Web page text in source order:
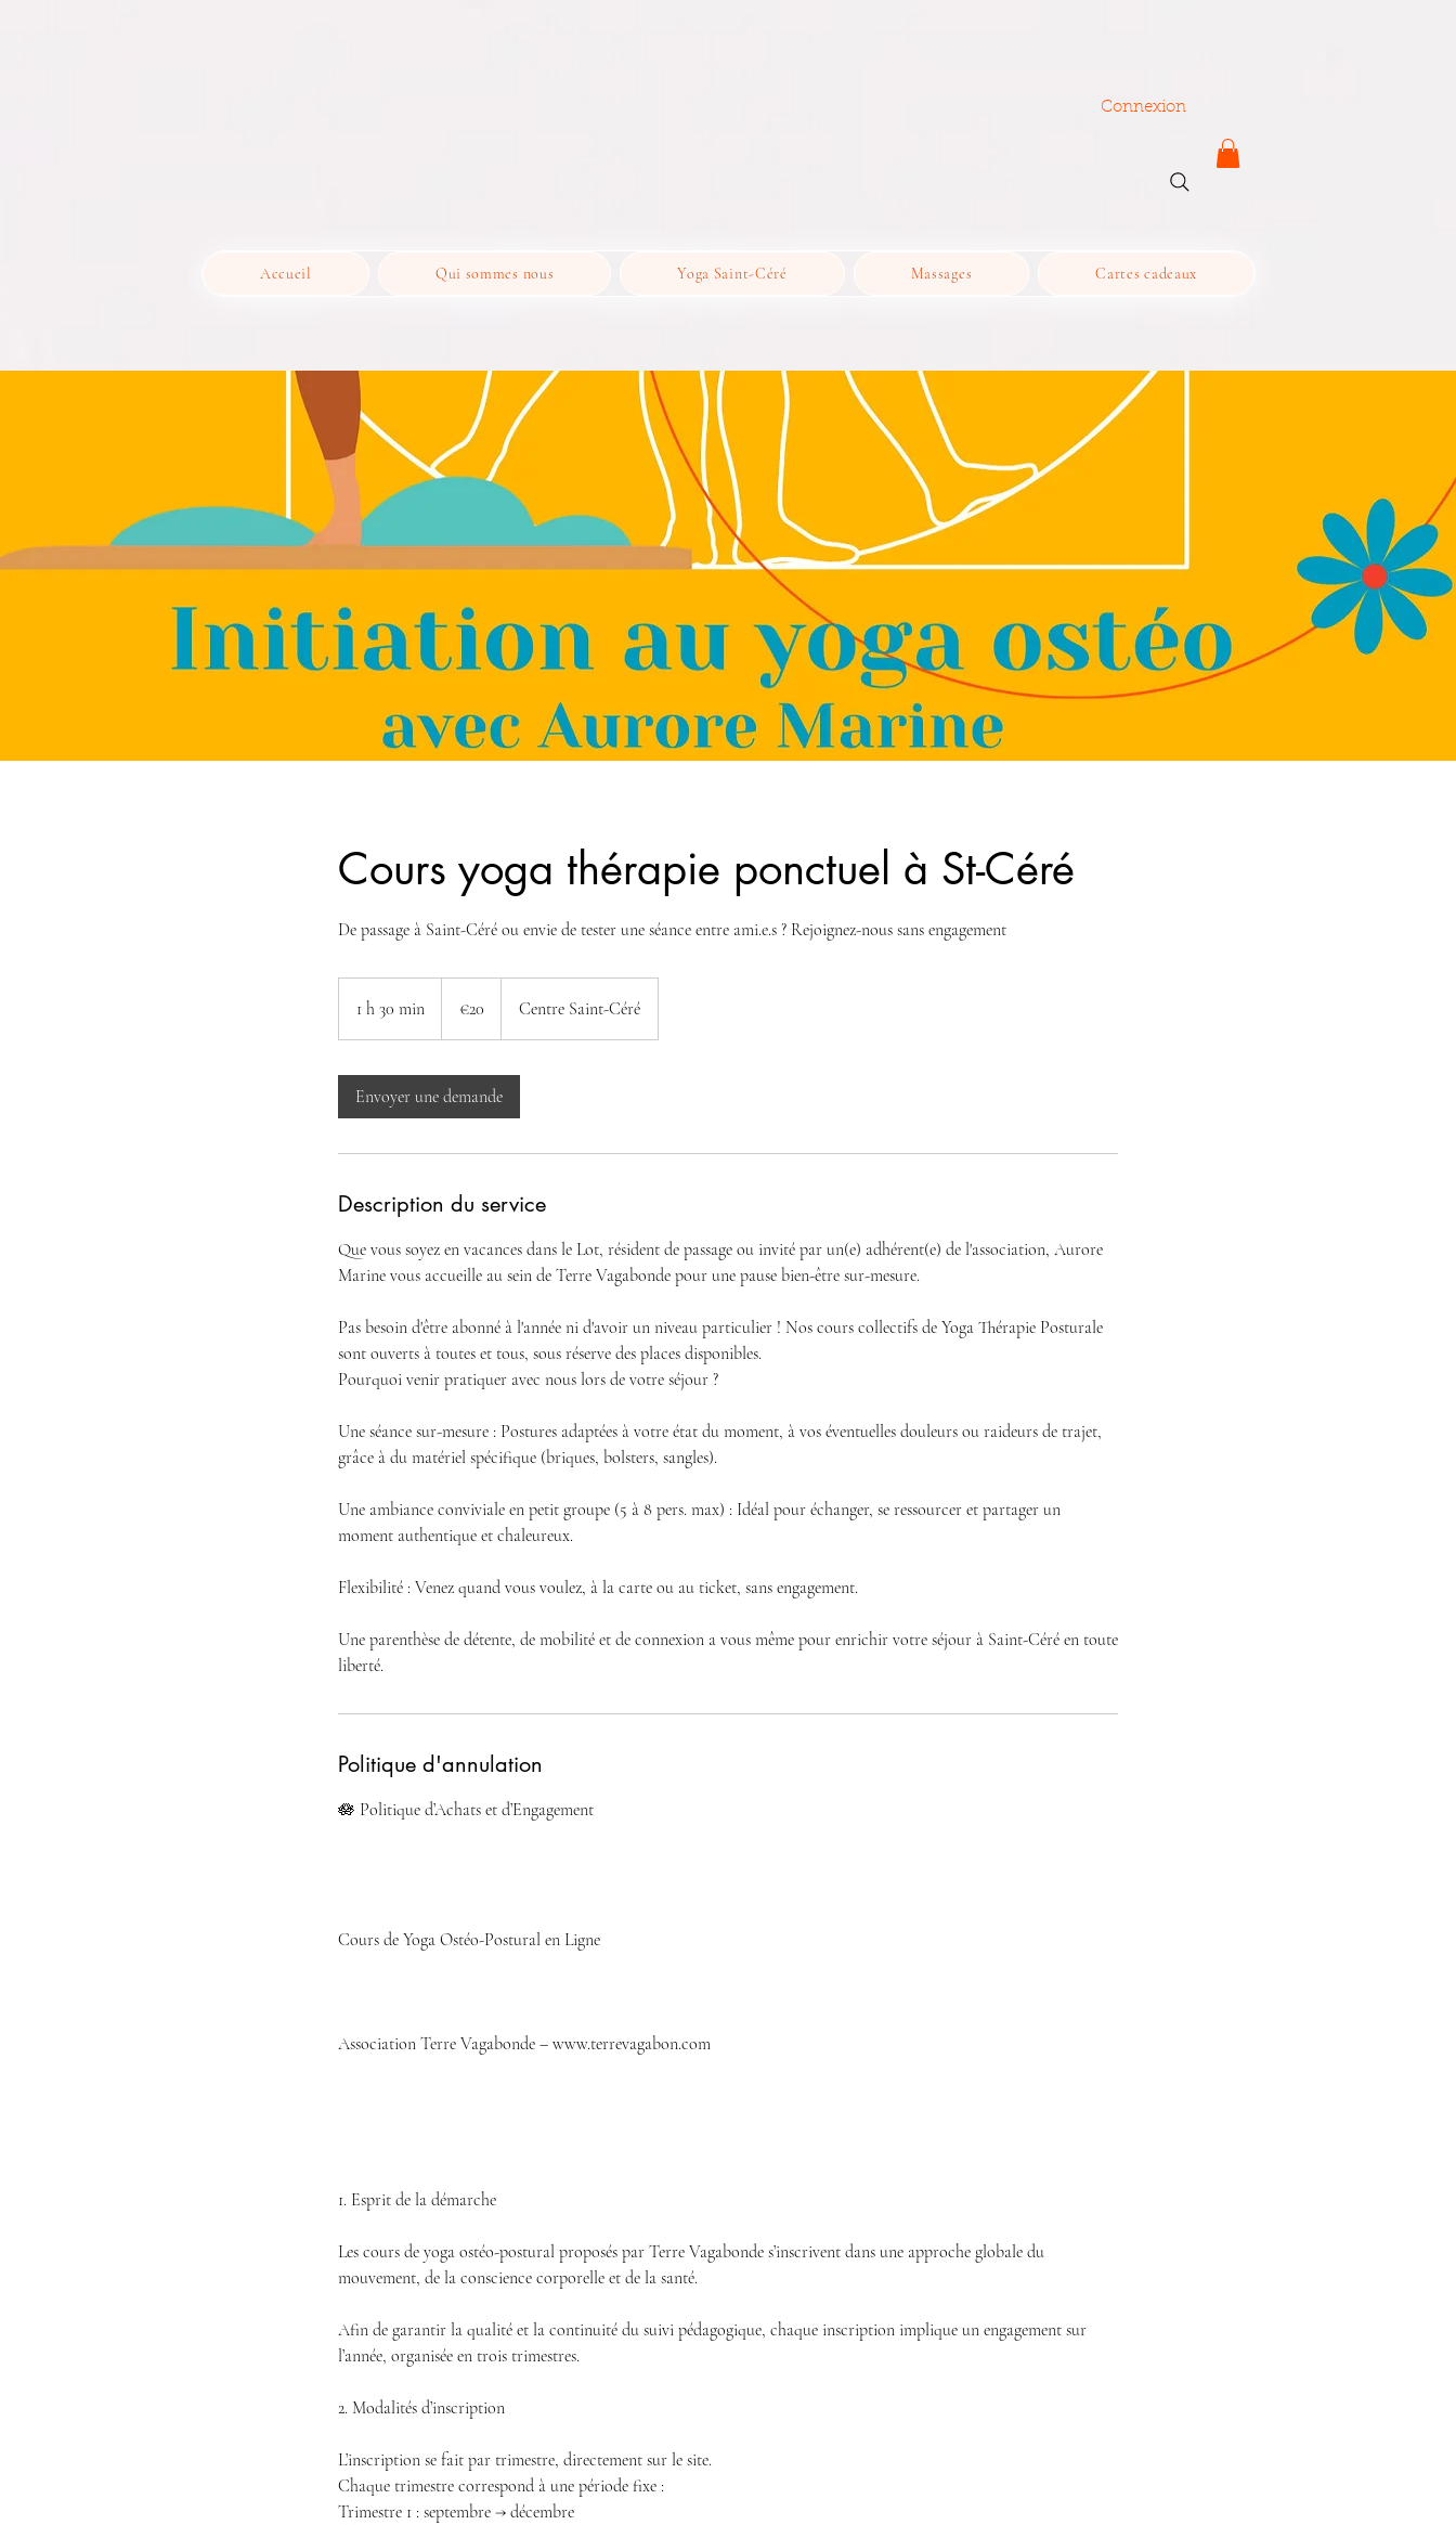
Connexion
Accueil Qui sommes nous Yoga Saint-Céré Massages Cartes cadeaux
Cours yoga thérapie ponctuel à St-Céré
De passage à Saint-Céré ou envie de tester une séance entre ami.e.s ? Rejoignez-nous sans engagement
1 h 30 min
3
i
€20 Centre Saint-Céré
Envoyer une demande
Description du service
Que vous soyez en vacances dans le Lot, résident de passage ou invité par un(e) adhérent(e) de l'association, Aurore
Marine vous accueille au sein de Terre Vagabonde pour une pause bien-être sur-mesure.
Pas besoin d'être abonné à l'année ni d'avoir un niveau particulier ! Nos cours collectifs de Yoga Thérapie Posturale
sont ouverts à toutes et tous, sous réserve des places disponibles.
Pourquoi venir pratiquer avec nous lors de votre séjour ?
Une séance sur-mesure : Postures adaptées à votre état du moment, à vos éventuelles douleurs ou raideurs de trajet,
grâce à du matériel spécifique (briques, bolsters, sangles).
Une ambiance conviviale en petit groupe (5 à 8 pers. max) : Idéal pour échanger, se ressourcer et partager un
moment authentique et chaleureux.
Flexibilité : Venez quand vous voulez, à la carte ou au ticket, sans engagement.
Une parenthèse de détente, de mobilité et de connexion a vous même pour enrichir votre séjour à Saint-Céré en toute
liberté.
Politique d'annulation
🪷 Politique d’Achats et d’Engagement
Cours de Yoga Ostéo-Postural en Ligne
Association Terre Vagabonde – www.terrevagabon.com
1. Esprit de la démarche
Les cours de yoga ostéo-postural proposés par Terre Vagabonde s’inscrivent dans une approche globale du
mouvement, de la conscience corporelle et de la santé.
Afin de garantir la qualité et la continuité du suivi pédagogique, chaque inscription implique un engagement sur
l’année, organisée en trois trimestres.
2. Modalités d’inscription
L’inscription se fait par trimestre, directement sur le site.
Chaque trimestre correspond à une période fixe :
Trimestre 1 : septembre → décembre